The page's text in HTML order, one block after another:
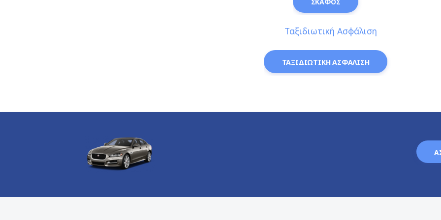
ΣΚΑΦΟΣ
Ταξιδιωτική Ασφάλιση
ΤΑΞΙΔΙΩΤΙΚΗ ΑΣΦΑΛΙΣΗ